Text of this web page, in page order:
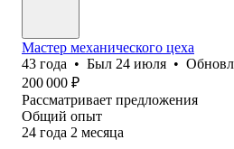
Мастер механического цеха
43 года • Был 24 июля •
200 000 ₽
Рассматривает предложения
Общий опыт
24 года 2 месяца